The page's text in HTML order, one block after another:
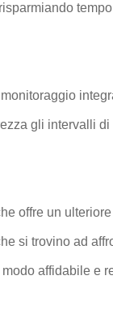
gli intervalli di
offre un
si trovino ad
affidabile e